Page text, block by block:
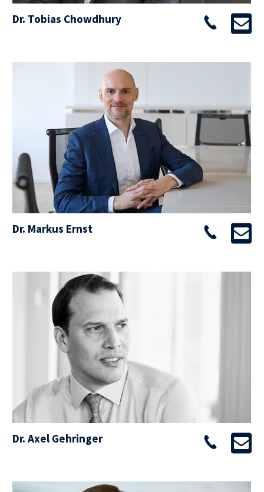
Dr. Tobias Chowdhury
Dr. Markus Ernst
Dr. Axel Gehringer